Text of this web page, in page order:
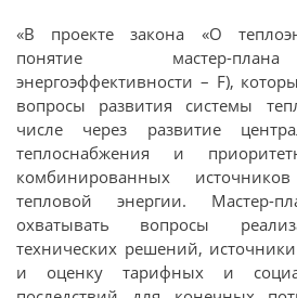
«В проекте закона «О
понятие мастер-
энергоэффективности – F),
вопросы развития системы
числе через развитие
теплоснабжения и
комбинированных
тепловой энергии. Мастер-
охватывать вопросы
технических решений,
и оценку тарифных и